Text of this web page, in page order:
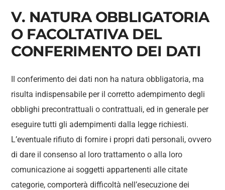
V. NATURA OBBLIGATORIA
O FACOLTATIVA DEL
CONFERIMENTO DEI DATI
Il conferimento dei dati non ha natura obbligatoria, ma
risulta indispensabile per il corretto adempimento degli
obblighi precontrattuali o contrattuali, ed in generale per
eseguire tutti gli adempimenti dalla legge richiesti.
L’eventuale rifiuto di fornire i propri dati personali, ovvero
di dare il consenso al loro trattamento o alla loro
comunicazione ai soggetti appartenenti alle citate
categorie, comporterà difficoltà nell’esecuzione dei